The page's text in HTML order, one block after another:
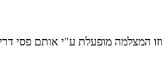
מופעלת ע"י אותם פסי דריכה: